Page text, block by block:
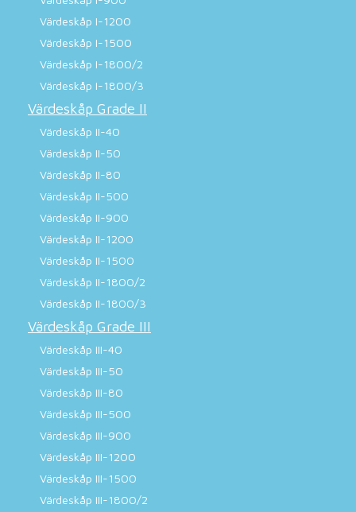
Värdeskåp I-1200
Värdeskåp I-1500
Värdeskåp I-1800/2
Värdeskåp I-1800/3
Värdeskåp Grade II
Värdeskåp II-40
Värdeskåp II-50
Värdeskåp II-80
Värdeskåp II-500
Värdeskåp II-900
Värdeskåp II-1200
Värdeskåp II-1500
Värdeskåp II-1800/2
Värdeskåp II-1800/3
Värdeskåp Grade III
Värdeskåp III-40
Värdeskåp III-50
Värdeskåp III-80
Värdeskåp III-500
Värdeskåp III-900
Värdeskåp III-1200
Värdeskåp III-1500
Värdeskåp III-1800/2